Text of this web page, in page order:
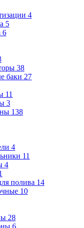
4
5
6
38
баки 27
11
3
138
4
11
4
полива 14
10
28
6